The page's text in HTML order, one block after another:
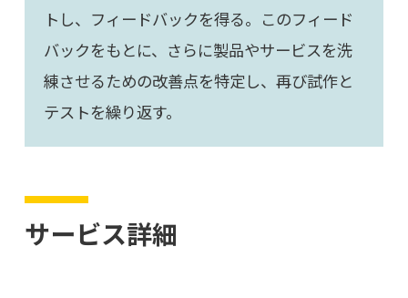
トし、フィードバックを得る。このフィード
バックをもとに、さらに製品やサービスを洗
練させるための改善点を特定し、再び試作と
テストを繰り返す。
サービス詳細